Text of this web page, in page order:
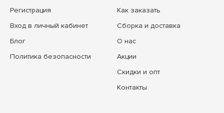
Регистрация
Вход в личный кабинет
Блог
Политика безопасности
Как заказать
Сборка и доставка
О нас
Акции
Скидки и опт
Контакты